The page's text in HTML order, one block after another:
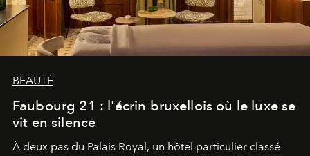
BEAUTÉ
Faubourg 21 : l'écrin bruxellois où le luxe se
vit en silence
À deux pas du Palais Royal, un hôtel particulier classé